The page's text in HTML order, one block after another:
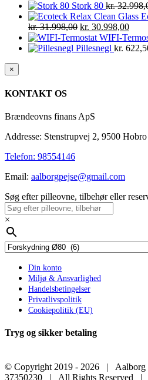
Stork 80 kr.
kr.31.998,00 Den
oprindelige
pris
kr. 30.998,00Den
pris
WIFI-
Pillesnegl kr.
Close
product
view
×
KONTAKT OS
Brændeovns finans ApS
Addresse: Stenstrupvej 2, 9500 Hobro
Telefon: 98554146
Email: aalborgpejse@gmail.com
Søg efter pilleovne, tilbehør eller
×
Din konto
Miljø & Ansvarlighed
Handelsbetingelser
Privatlivspolitik
Cookiepolitik (EU)
Tryg og sikker betaling
© Copyright 2019 - 2026 | Aalborg
37350230 | All Rights Reserved |